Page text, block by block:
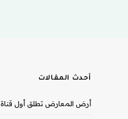
أحدث المقالات
أرض المعارض تطلق أول قناة FAST حصرية للذكاء الاصطناعي